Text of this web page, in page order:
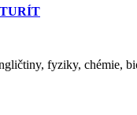
fyziky, chémie,